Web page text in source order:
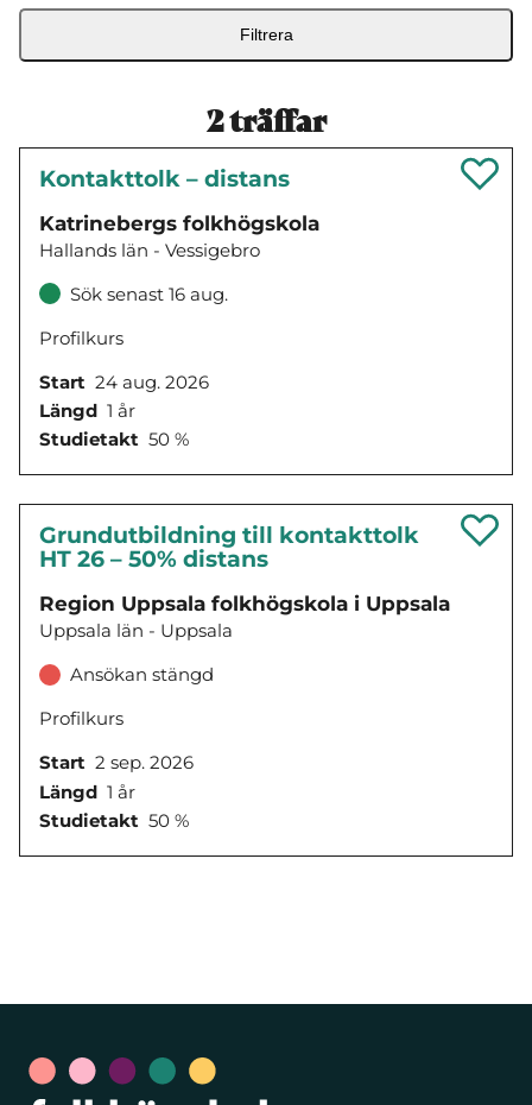
Filtrera
2träffar
Kontakttolk – distans
Katrinebergs folkhögskola
Hallands län - Vessigebro
Sök senast 16 aug.
Profilkurs
Start 24 aug. 2026
Längd 1 år
Studietakt 50 %
Grundutbildning till kontakttolk
HT 26 – 50% distans
Region Uppsala folkhögskola i Uppsala
Uppsala län - Uppsala
Ansökan stängd
Profilkurs
Start 2 sep. 2026
Längd 1 år
Studietakt 50 %